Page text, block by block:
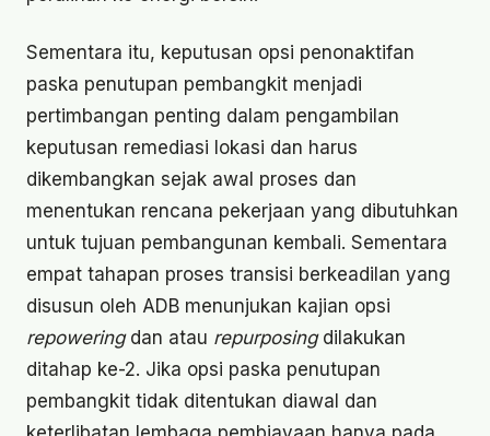
Sementara itu, keputusan opsi penonaktifan
paska penutupan pembangkit menjadi
pertimbangan penting dalam pengambilan
keputusan remediasi lokasi dan harus
dikembangkan sejak awal proses dan
menentukan rencana pekerjaan yang dibutuhkan
untuk tujuan pembangunan kembali. Sementara
empat tahapan proses transisi berkeadilan yang
disusun oleh ADB menunjukan kajian opsi
repoweringdan atau repurposingdilakukan
ditahap ke-2. Jika opsi paska penutupan
pembangkit tidak ditentukan diawal dan